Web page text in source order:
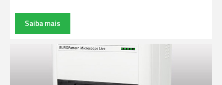
Saiba mais